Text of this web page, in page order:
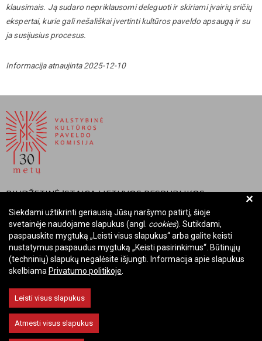
klausimais. Ją sudaro nepriklausomi deleguoti ir skiriami įvairių sričių
ekspertai, kurie gali nešališkai įvertinti kultūros paveldo apsaugą ir su
ja susijusius procesus.
Informacija atnaujinta 2025-12-10
BIUDŽETINĖ ĮSTAIGA LIETUVOS RESPUBLIKOS
VALSTYBINĖ KULTŪROS PAVELDO KOMISIJA
Įmonės kodas: Juridinių asmenų registre 288700520
Adresas: Rūdninkų g. 13, 01135 Vilnius
Telefonas: +370 699 13972
El. paštas: komisija@vkpk.lt
+
Siekdami užtikrinti geriausią Jūsų naršymo patirtį, šioje
svetainėje naudojame slapukus (angl. cookies). Sutikdami,
paspauskite mygtuką „Leisti visus slapukus“ arba galite keisti
nustatymus paspaudus mygtuką „Keisti pasirinkimus“. Būtinųjų
(techninių) slapukų negalėsite išjungti. Informacija apie slapukus
skelbiama Privatumo politikoje
Leisti visus slapukus
Atmesti visus slapukus